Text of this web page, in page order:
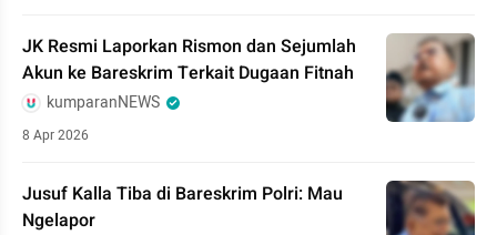
JK Resmi Laporkan Rismon dan Sejumlah
Akun ke Bareskrim Terkait Dugaan Fitnah
kumparanNEWS
8 Apr 2026
Jusuf Kalla Tiba di Bareskrim Polri: Mau
Ngelapor